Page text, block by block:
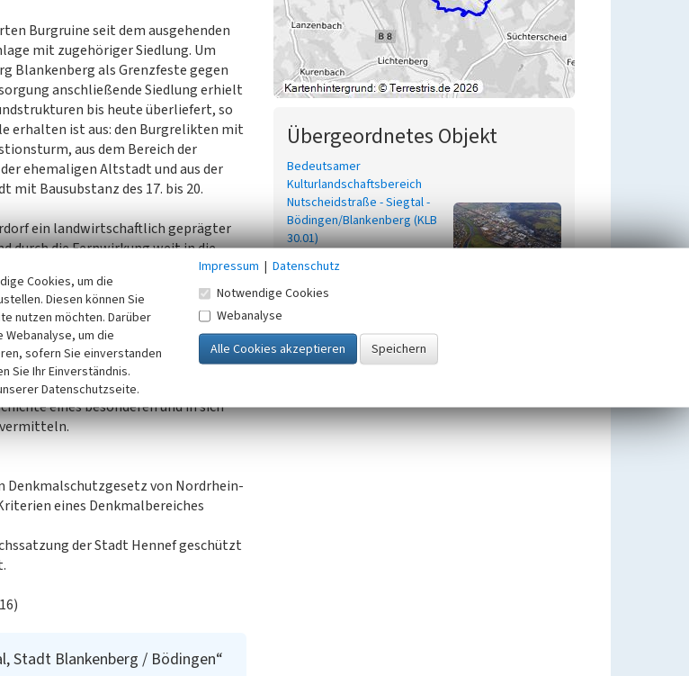
Burgruine seit dem ausgehenden
mit zugehöriger Siedlung. Um
Blankenberg als Grenzfeste gegen
anschließende Siedlung erhielt
bis heute überliefert, so
erhalten ist aus: den Burgrelikten mit
aus dem Bereich der
ehemaligen Altstadt und aus der
mit Bausubstanz des 17. bis 20.
ein landwirtschaftlich geprägter
durch die Fernwirkung weit in die
Wallfahrtskirche zur Schmerzhaften
benachbarten Klostergebäuden. Im
und Weiden, die sich von der
dem religiösen Berg mit dem
von Osten gesehen -, sind beide Orte
Zeugnissen in ihrer Umgebung -
eines besonderen und in sich
Denkmalschutzgesetz von Nordrhein-
eines Denkmalbereiches
der Stadt Hennef geschützt
Stadt Blankenberg / Bödingen“
Übergeordnetes Objekt
Bedeutsamer
Kulturlandschaftsbereich
Nutscheidstraße - Siegtal -
Bödingen/Blankenberg (KLB
30.01)
Beginn 2001
Bedeutsame
Kulturlandschaftsbereiche in der
Cookies, um die
Diesen können Sie
nutzen möchten. Darüber
um die
sofern Sie einverstanden
Sie Ihr Einverständnis.
Datenschutzseite.
Impressum | Datenschutz
Notwendige Cookies
Webanalyse